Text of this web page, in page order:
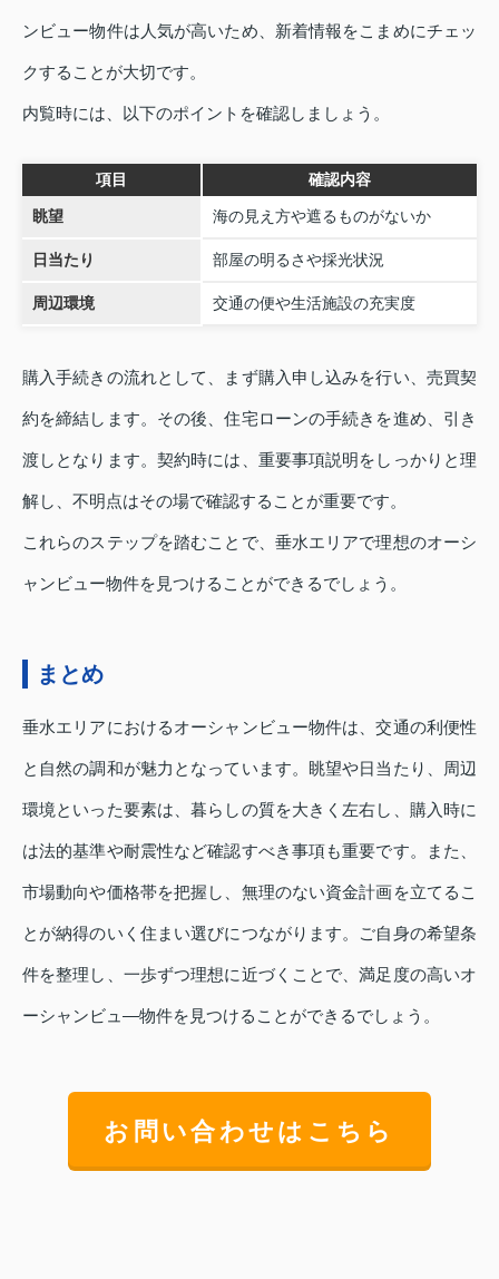
ンビュー物件は人気が高いため、新着情報をこまめにチェッ
クすることが大切です。
内覧時には、以下のポイントを確認しましょう。
項目 確認内容
眺望 海の見え方や遮るものがないか
日当たり 部屋の明るさや採光状況
周辺環境 交通の便や生活施設の充実度
購入手続きの流れとして、まず購入申し込みを行い、売買契
約を締結します。その後、住宅ローンの手続きを進め、引き
渡しとなります。契約時には、重要事項説明をしっかりと理
解し、不明点はその場で確認することが重要です。
これらのステップを踏むことで、垂水エリアで理想のオーシ
ャンビュー物件を見つけることができるでしょう。
まとめ
垂水エリアにおけるオーシャンビュー物件は、交通の利便性
と自然の調和が魅力となっています。眺望や日当たり、周辺
環境といった要素は、暮らしの質を大きく左右し、購入時に
は法的基準や耐震性など確認すべき事項も重要です。また、
市場動向や価格帯を把握し、無理のない資金計画を立てるこ
とが納得のいく住まい選びにつながります。ご自身の希望条
件を整理し、一歩ずつ理想に近づくことで、満足度の高いオ
ーシャンビュ―物件を見つけることができるでしょう。
お問い合わせはこちら